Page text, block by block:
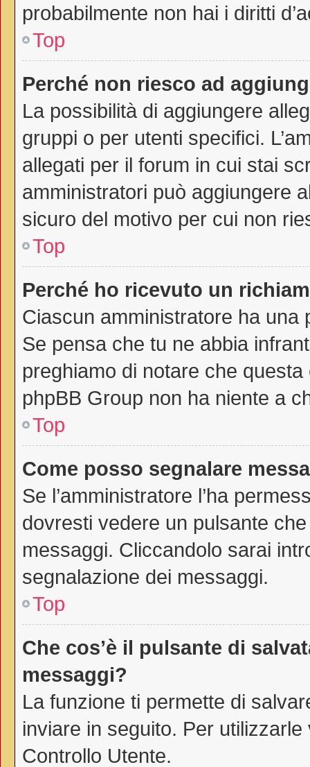
probabilmente non hai i diritti
Top
Perché non riesco ad
La possibilità di aggiungere
gruppi o per utenti specifici.
allegati per il forum in cui stai
amministratori può aggiungere
sicuro del motivo per cui non
Top
Perché ho ricevuto un
Ciascun amministratore ha una
Se pensa che tu ne abbia
preghiamo di notare che
phpBB Group non ha niente a
Top
Come posso segnalare
Se l’amministratore l’ha
dovresti vedere un pulsante
messaggi. Cliccandolo sarai
segnalazione dei messaggi.
Top
Che cos’è il pulsante di
messaggi?
La funzione ti permette di
inviare in seguito. Per
Controllo Utente.